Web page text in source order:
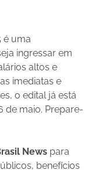
é uma
ingressar em
altos e
imediatas e
o edital já está
de maio. Prepare-
News para
benefícios